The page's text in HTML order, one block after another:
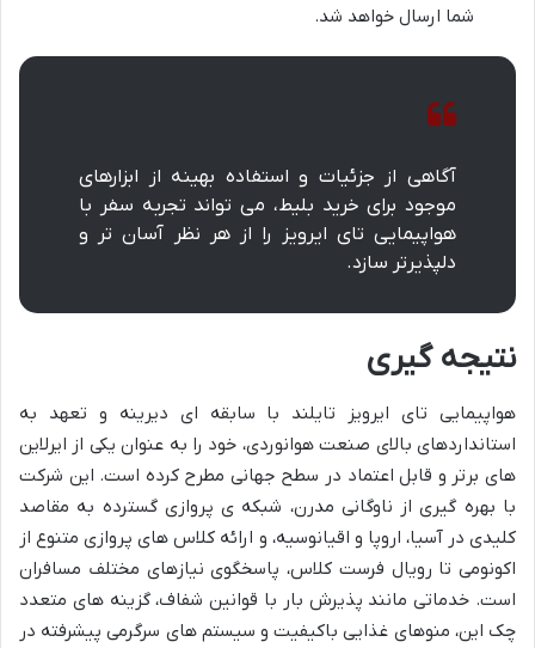
شما ارسال خواهد شد.
آگاهی از جزئیات و استفاده بهینه از ابزارهای
موجود برای خرید بلیط، می تواند تجربه سفر با
هواپیمایی تای ایرویز را از هر نظر آسان تر و
دلپذیرتر سازد.
نتیجه گیری
هواپیمایی تای ایرویز تایلند با سابقه ای دیرینه و تعهد به
استانداردهای بالای صنعت هوانوردی، خود را به عنوان یکی از ایرلاین
های برتر و قابل اعتماد در سطح جهانی مطرح کرده است. این شرکت
با بهره گیری از ناوگانی مدرن، شبکه ی پروازی گسترده به مقاصد
کلیدی در آسیا، اروپا و اقیانوسیه، و ارائه کلاس های پروازی متنوع از
اکونومی تا رویال فرست کلاس، پاسخگوی نیازهای مختلف مسافران
است. خدماتی مانند پذیرش بار با قوانین شفاف، گزینه های متعدد
چک این، منوهای غذایی باکیفیت و سیستم های سرگرمی پیشرفته در